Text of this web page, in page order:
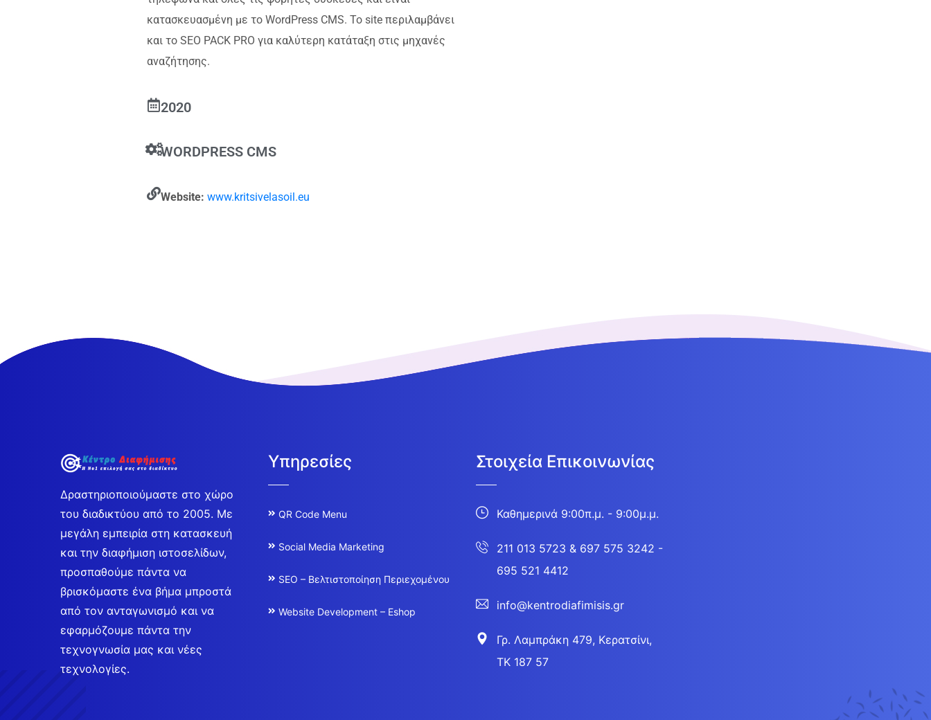
κατασκευασμένη με το WordPress CMS. Το site περιλαμβάνει
και το SEO PACK PRO για καλύτερη κατάταξη στις μηχανές
αναζήτησης.
2020
WORDPRESS CMS
Website: www.kritsivelasoil.eu
Δραστηριοποιούμαστε στο χώρο
του διαδικτύου από το 2005. Με
μεγάλη εμπειρία στη κατασκευή
και την διαφήμιση ιστοσελίδων,
προσπαθούμε πάντα να
βρισκόμαστε ένα βήμα μπροστά
από τον ανταγωνισμό και να
εφαρμόζουμε πάντα την
τεχνογνωσία μας και νέες
τεχνολογίες.
Υπηρεσίες
QR Code Menu
Social Media Marketing
SEO – Βελτιστοποίηση Περιεχομένου
Website Development – Eshop
Στοιχεία Επικοινωνίας
Καθημερινά 9:00π.μ. - 9:00μ.μ.
211 013 5723 & 697 575 3242 -
695 521 4412
info@kentrodiafimisis.gr
Γρ. Λαμπράκη 479, Κερατσίνι,
ΤΚ 187 57